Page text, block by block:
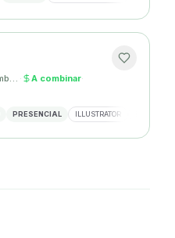
· A combinar·
PRESENCIAL ILLUSTRATOR